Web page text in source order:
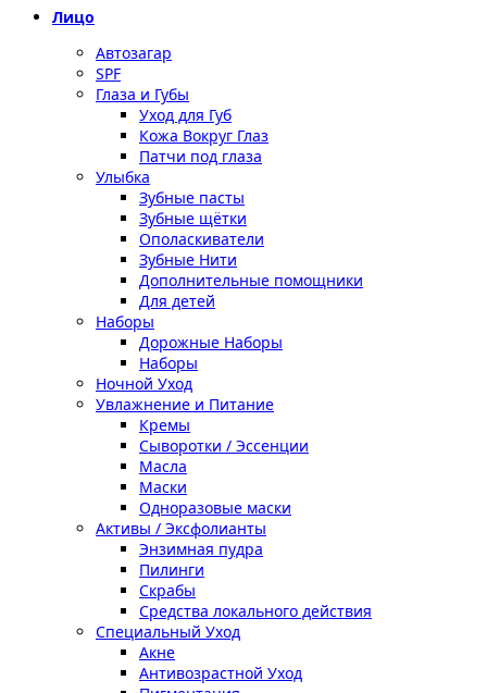
Лицо
Автозагар
SPF
Глаза и Губы
Уход для Губ
Кожа Вокруг Глаз
Патчи под глаза
Улыбка
Зубные пасты
Зубные щётки
Ополаскиватели
Зубные Нити
Дополнительные помощники
Для детей
Наборы
Дорожные Наборы
Наборы
Ночной Уход
Увлажнение и Питание
Кремы
Сыворотки / Эссенции
Масла
Маски
Одноразовые маски
Активы / Эксфолианты
Энзимная пудра
Пилинги
Скрабы
Средства локального действия
Специальный Уход
Акне
Антивозрастной Уход